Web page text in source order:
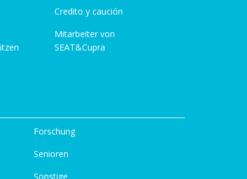
Credito y caución
Mitarbeiter von
SEAT&Cupra
Forschung
Senioren
Sonstige